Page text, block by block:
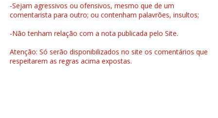
-Sejam agressivos ou ofensivos, mesmo que de um
comentarista para outro; ou contenham palavrões, insultos;
-Não tenham relação com a nota publicada pelo Site.
Atenção: Só serão disponibilizados no site os comentários que
respeitarem as regras acima expostas.